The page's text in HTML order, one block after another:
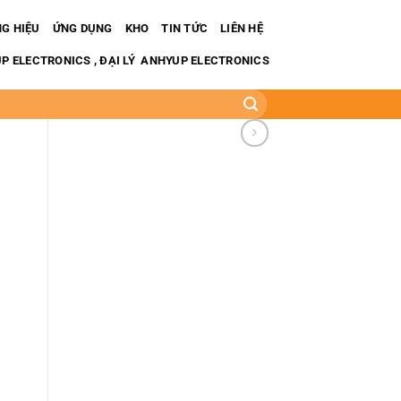
HIỆU ỨNG DỤNG KHO TIN TỨC LIÊN HỆ
ELECTRONICS , ĐẠI LÝ ANHYUP ELECTRONICS